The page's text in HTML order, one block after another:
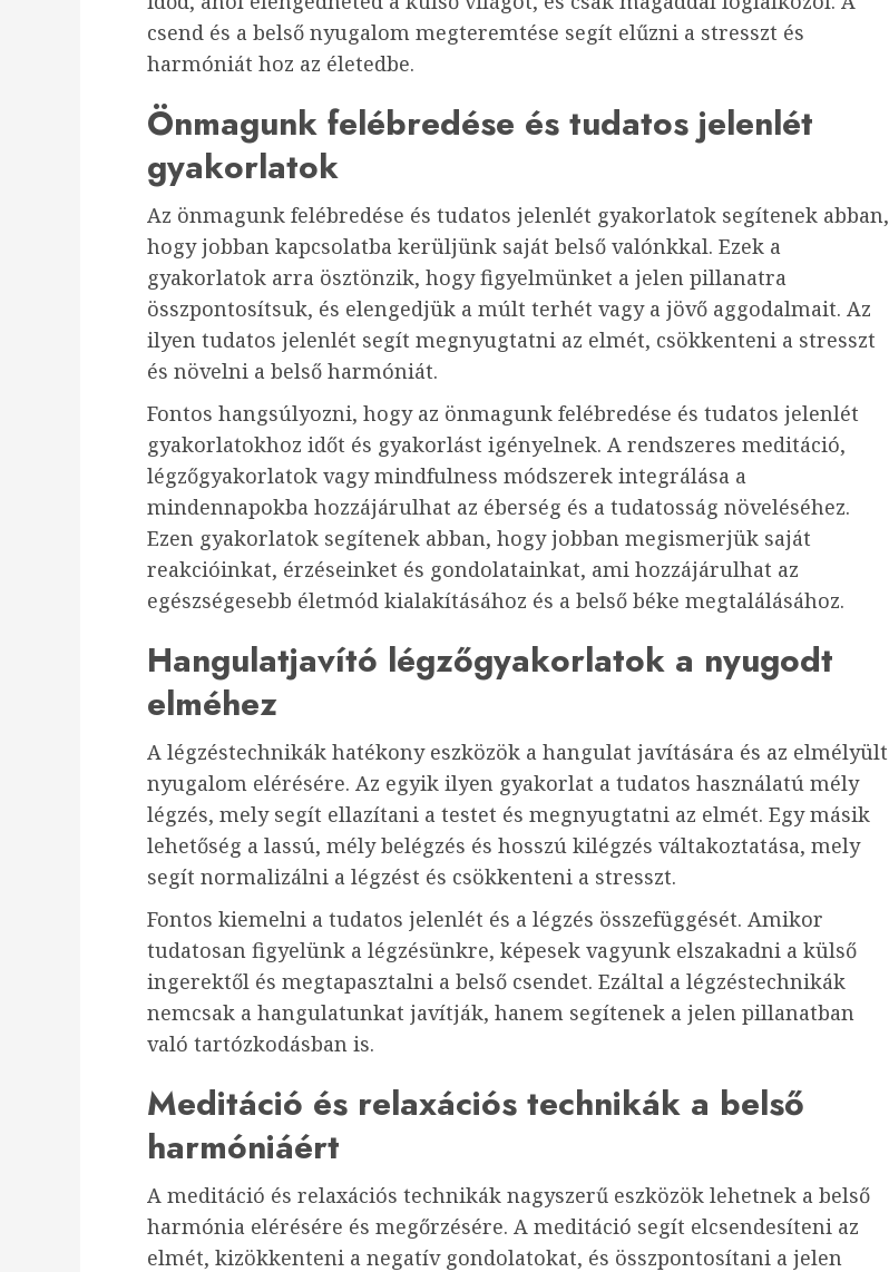
csend és a belső nyugalom megteremtése segít elűzni a stresszt és
harmóniát hoz az életedbe.
Önmagunk felébredése és tudatos jelenlét
gyakorlatok
Az önmagunk felébredése és tudatos jelenlét gyakorlatok segítenek abban,
hogy jobban kapcsolatba kerüljünk saját belső valónkkal. Ezek a
gyakorlatok arra ösztönzik, hogy figyelmünket a jelen pillanatra
összpontosítsuk, és elengedjük a múlt terhét vagy a jövő aggodalmait. Az
ilyen tudatos jelenlét segít megnyugtatni az elmét, csökkenteni a stresszt
és növelni a belső harmóniát.
Fontos hangsúlyozni, hogy az önmagunk felébredése és tudatos jelenlét
gyakorlatokhoz időt és gyakorlást igényelnek. A rendszeres meditáció,
légzőgyakorlatok vagy mindfulness módszerek integrálása a
mindennapokba hozzájárulhat az éberség és a tudatosság növeléséhez.
Ezen gyakorlatok segítenek abban, hogy jobban megismerjük saját
reakcióinkat, érzéseinket és gondolatainkat, ami hozzájárulhat az
egészségesebb életmód kialakításához és a belső béke megtalálásához.
Hangulatjavító légzőgyakorlatok a nyugodt
elméhez
A légzéstechnikák hatékony eszközök a hangulat javítására és az elmélyült
nyugalom elérésére. Az egyik ilyen gyakorlat a tudatos használatú mély
légzés, mely segít ellazítani a testet és megnyugtatni az elmét. Egy másik
lehetőség a lassú, mély belégzés és hosszú kilégzés váltakoztatása, mely
segít normalizálni a légzést és csökkenteni a stresszt.
Fontos kiemelni a tudatos jelenlét és a légzés összefüggését. Amikor
tudatosan figyelünk a légzésünkre, képesek vagyunk elszakadni a külső
ingerektől és megtapasztalni a belső csendet. Ezáltal a légzéstechnikák
nemcsak a hangulatunkat javítják, hanem segítenek a jelen pillanatban
való tartózkodásban is.
Meditáció és relaxációs technikák a belső
harmóniáért
A meditáció és relaxációs technikák nagyszerű eszközök lehetnek a belső
harmónia elérésére és megőrzésére. A meditáció segít elcsendesíteni az
elmét, kizökkenteni a negatív gondolatokat, és összpontosítani a jelen